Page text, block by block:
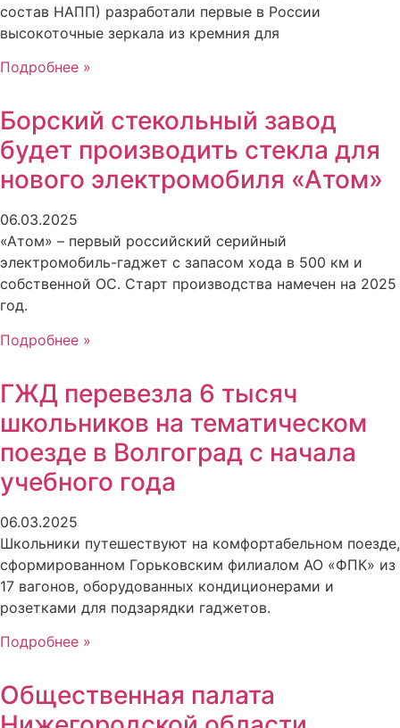
состав НАПП) разработали первые в России
высокоточные зеркала из кремния для
Подробнее »
Борский стекольный завод
будет производить стекла для
нового электромобиля «Атом»
06.03.2025
«Атом» – первый российский серийный
электромобиль-гаджет с запасом хода в 500 км и
собственной ОС. Старт производства намечен на 2025
год.
Подробнее »
ГЖД перевезла 6 тысяч
школьников на тематическом
поезде в Волгоград с начала
учебного года
06.03.2025
Школьники путешествуют на комфортабельном поезде,
сформированном Горьковским филиалом АО «ФПК» из
17 вагонов, оборудованных кондиционерами и
розетками для подзарядки гаджетов.
Подробнее »
Общественная палата